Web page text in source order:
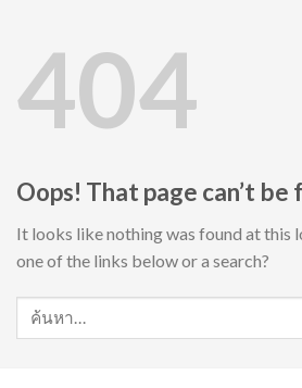
404
Oops! That page can’t be
It looks like nothing was found at this
one of the links below or a search?